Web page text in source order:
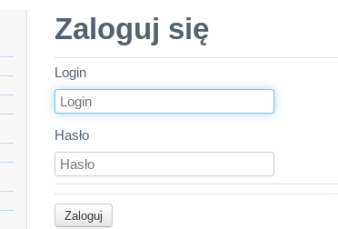
Zaloguj się
Login
Hasło